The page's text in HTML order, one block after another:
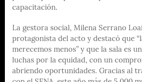
capacitación.
La gestora social, Milena Serrano
protagonista del acto y destacó que
merecemos menos” y que la sala es
luchas por la equidad, con un
abriendo oportunidades. Gracias al